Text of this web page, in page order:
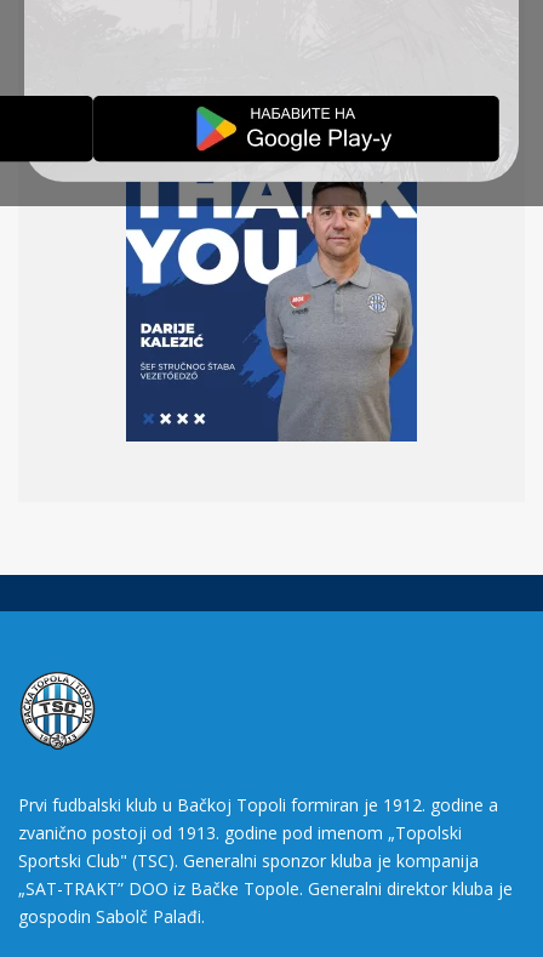
Prvi fudbalski klub u Bačkoj Topoli formiran je 1912. godine a
zvanično postoji od 1913. godine pod imenom „Topolski
Sportski Club" (TSC). Generalni sponzor kluba je kompanija
„SAT-TRAKT” DOO iz Bačke Topole. Generalni direktor kluba je
gospodin Sabolč Palađi.